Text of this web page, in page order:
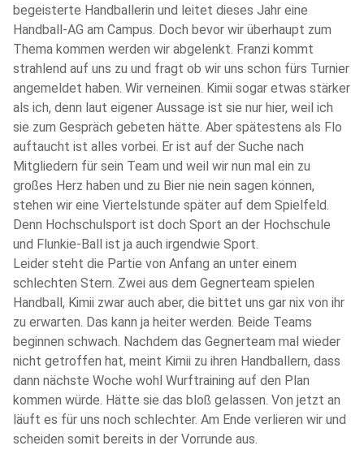
begeisterte Handballerin und leitet dieses Jahr eine
Handball-AG am Campus. Doch bevor wir überhaupt zum
Thema kommen werden wir abgelenkt. Franzi kommt
strahlend auf uns zu und fragt ob wir uns schon fürs Turnier
angemeldet haben. Wir verneinen. Kimii sogar etwas stärker
als ich, denn laut eigener Aussage ist sie nur hier, weil ich
sie zum Gespräch gebeten hätte. Aber spätestens als Flo
auftaucht ist alles vorbei. Er ist auf der Suche nach
Mitgliedern für sein Team und weil wir nun mal ein zu
großes Herz haben und zu Bier nie nein sagen können,
stehen wir eine Viertelstunde später auf dem Spielfeld.
Denn Hochschulsport ist doch Sport an der Hochschule
und Flunkie-Ball ist ja auch irgendwie Sport.
Leider steht die Partie von Anfang an unter einem
schlechten Stern. Zwei aus dem Gegnerteam spielen
Handball, Kimii zwar auch aber, die bittet uns gar nix von ihr
zu erwarten. Das kann ja heiter werden. Beide Teams
beginnen schwach. Nachdem das Gegnerteam mal wieder
nicht getroffen hat, meint Kimii zu ihren Handballern, dass
dann nächste Woche wohl Wurftraining auf den Plan
kommen würde. Hätte sie das bloß gelassen. Von jetzt an
läuft es für uns noch schlechter. Am Ende verlieren wir und
scheiden somit bereits in der Vorrunde aus.